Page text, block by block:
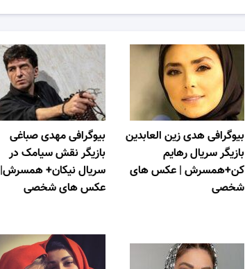
بیوگرافی مهدی صباغی
بازیگر نقش سیامک در
سریال نیکان+ همسرش|
عکس های شخصی
بیوگرافی هدی زین العابدین
بازیگر سریال رهایم
کن+همسرش | عکس های
شخصی